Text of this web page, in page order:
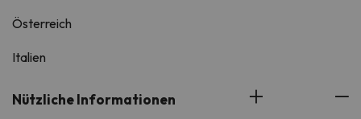
Österreich
Italien
Nützliche Informationen